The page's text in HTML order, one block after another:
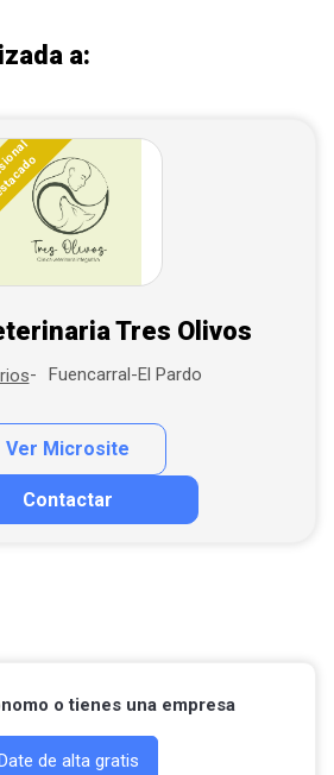
a:
Tres Olivos
Fuencarral-El Pardo
Ver Microsite
Contactar
Contactar por correo
o tienes una empresa
de alta gratis